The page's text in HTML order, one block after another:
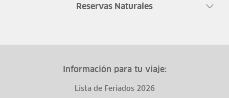
Reservas Naturales
Información para tu viaje:
Lista de Feriados 2026